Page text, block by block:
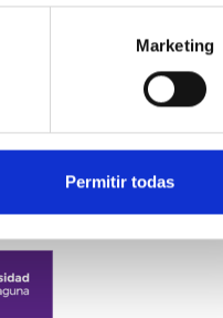
Marketing
Permitir todas